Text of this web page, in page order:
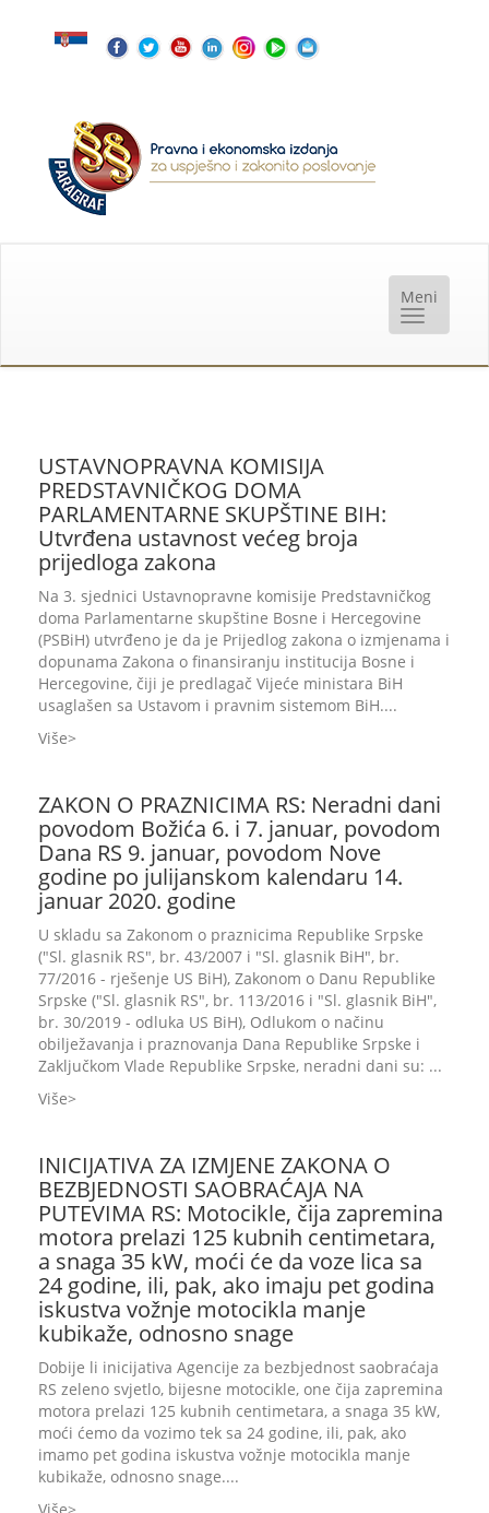
USTAVNOPRAVNA KOMISIJA
PREDSTAVNIČKOG DOMA
PARLAMENTARNE SKUPŠTINE BIH:
Utvrđena ustavnost većeg broja
prijedloga zakona
Na 3. sjednici Ustavnopravne komisije Predstavničkog
doma Parlamentarne skupštine Bosne i Hercegovine
(PSBiH) utvrđeno je da je Prijedlog zakona o izmjenama i
dopunama Zakona o finansiranju institucija Bosne i
Hercegovine, čiji je predlagač Vijeće ministara BiH
usaglašen sa Ustavom i pravnim sistemom BiH....
Više
ZAKON O PRAZNICIMA RS: Neradni dani
povodom Božića 6. i 7. januar, povodom
Dana RS 9. januar, povodom Nove
godine po julijanskom kalendaru 14.
januar 2020. godine
U skladu sa Zakonom o praznicima Republike Srpske
("Sl. glasnik RS", br. 43/2007 i "Sl. glasnik BiH", br.
77/2016 - rješenje US BiH), Zakonom o Danu Republike
Srpske ("Sl. glasnik RS", br. 113/2016 i "Sl. glasnik BiH",
br. 30/2019 - odluka US BiH), Odlukom o načinu
obilježavanja i praznovanja Dana Republike Srpske i
Zaključkom Vlade Republike Srpske, neradni dani su: ...
Više
INICIJATIVA ZA IZMJENE ZAKONA O
BEZBJEDNOSTI SAOBRAĆAJA NA
PUTEVIMA RS: Motocikle, čija zapremina
motora prelazi 125 kubnih centimetara,
a snaga 35 kW, moći će da voze lica sa
24 godine, ili, pak, ako imaju pet godina
iskustva vožnje motocikla manje
kubikaže, odnosno snage
Dobije li inicijativa Agencije za bezbjednost saobraćaja
RS zeleno svjetlo, bijesne motocikle, one čija zapremina
motora prelazi 125 kubnih centimetara, a snaga 35 kW,
moći ćemo da vozimo tek sa 24 godine, ili, pak, ako
imamo pet godina iskustva vožnje motocikla manje
kubikaže, odnosno snage....